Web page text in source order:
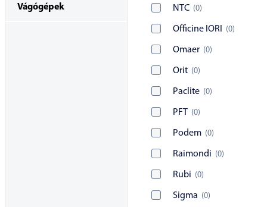
NTC (0)
Officine IORI (0)
Omaer (0)
Orit (0)
Paclite (0)
PFT (0)
Podem (0)
Raimondi (0)
Rubi (0)
Sigma (0)
Vágógépek